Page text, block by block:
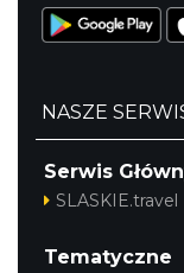
NASZE
Serwis
SLASKIE.travel
Tematyczne